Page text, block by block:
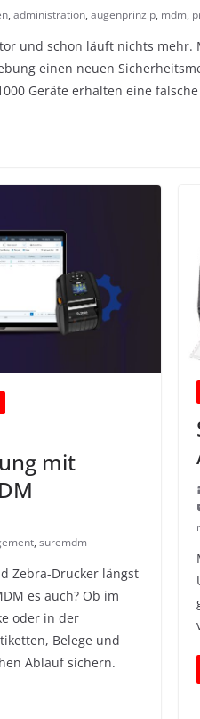
, administration, augenprinzip, mdm,
und schon läuft nichts
einen neuen
Geräte erhalten eine
mit
, suremdm
Zebra-Drucker längst
es auch? Ob im
oder in der
Belege und
Ablauf sichern.